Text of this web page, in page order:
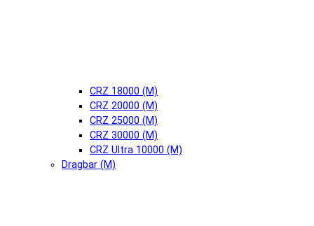
CRZ 18000 (М)
CRZ 20000 (М)
CRZ 25000 (М)
CRZ 30000 (М)
CRZ Ultra 10000 (М)
Dragbar (М)